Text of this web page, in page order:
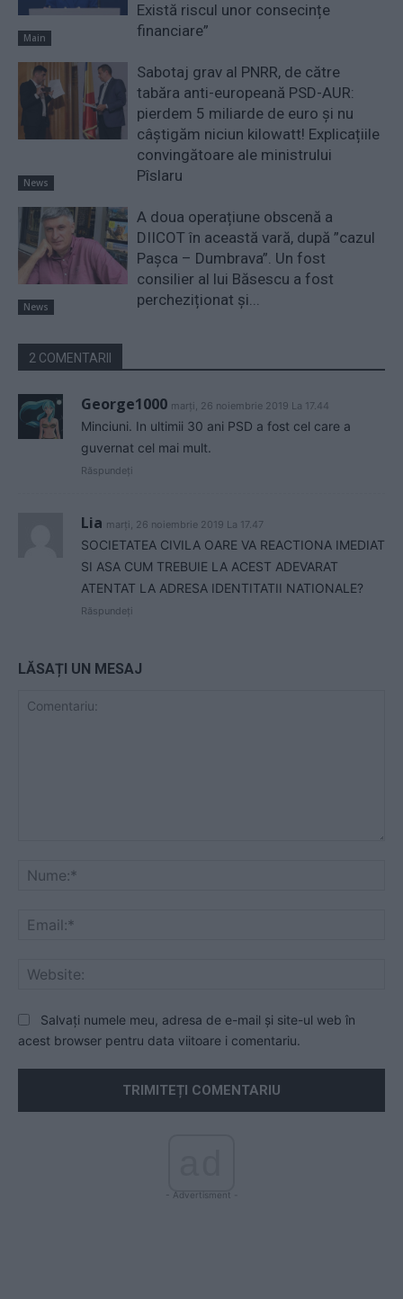
Main
Există riscul unor consecințe
financiare”
News
Sabotaj grav al PNRR, de către
tabăra anti-europeană PSD-AUR:
pierdem 5 miliarde de euro și nu
câștigăm niciun kilowatt! Explicațiile
convingătoare ale ministrului
Pîslaru
News
A doua operațiune obscenă a
DIICOT în această vară, după ”cazul
Pașca – Dumbrava”. Un fost
consilier al lui Băsescu a fost
percheziționat și...
2 COMENTARII
George1000 marți, 26 noiembrie 2019 La 17.44
Minciuni. In ultimii 30 ani PSD a fost cel care a
guvernat cel mai mult.
Răspundeți
Lia marți, 26 noiembrie 2019 La 17.47
SOCIETATEA CIVILA OARE VA REACTIONA IMEDIAT
SI ASA CUM TREBUIE LA ACEST ADEVARAT
ATENTAT LA ADRESA IDENTITATII NATIONALE?
Răspundeți
LĂSAȚI UN MESAJ
Salvați numele meu, adresa de e-mail și site-ul web în
acest browser pentru data viitoare i comentariu.
- Advertisment -